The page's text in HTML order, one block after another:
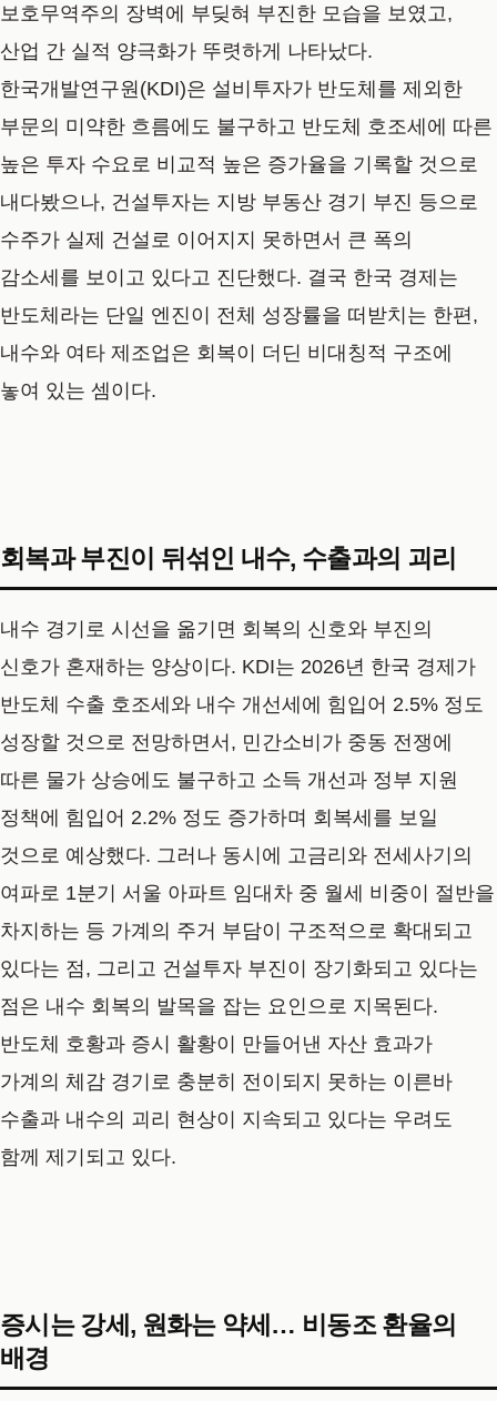
보호무역주의 장벽에 부딪혀 부진한 모습을 보였고,
산업 간 실적 양극화가 뚜렷하게 나타났다.
한국개발연구원(KDI)은 설비투자가 반도체를 제외한
부문의 미약한 흐름에도 불구하고 반도체 호조세에 따른
높은 투자 수요로 비교적 높은 증가율을 기록할 것으로
내다봤으나, 건설투자는 지방 부동산 경기 부진 등으로
수주가 실제 건설로 이어지지 못하면서 큰 폭의
감소세를 보이고 있다고 진단했다. 결국 한국 경제는
반도체라는 단일 엔진이 전체 성장률을 떠받치는 한편,
내수와 여타 제조업은 회복이 더딘 비대칭적 구조에
놓여 있는 셈이다.
회복과 부진이 뒤섞인 내수, 수출과의 괴리
내수 경기로 시선을 옮기면 회복의 신호와 부진의
신호가 혼재하는 양상이다. KDI는 2026년 한국 경제가
반도체 수출 호조세와 내수 개선세에 힘입어 2.5% 정도
성장할 것으로 전망하면서, 민간소비가 중동 전쟁에
따른 물가 상승에도 불구하고 소득 개선과 정부 지원
정책에 힘입어 2.2% 정도 증가하며 회복세를 보일
것으로 예상했다. 그러나 동시에 고금리와 전세사기의
여파로 1분기 서울 아파트 임대차 중 월세 비중이 절반을
차지하는 등 가계의 주거 부담이 구조적으로 확대되고
있다는 점, 그리고 건설투자 부진이 장기화되고 있다는
점은 내수 회복의 발목을 잡는 요인으로 지목된다.
반도체 호황과 증시 활황이 만들어낸 자산 효과가
가계의 체감 경기로 충분히 전이되지 못하는 이른바
수출과 내수의 괴리 현상이 지속되고 있다는 우려도
함께 제기되고 있다.
증시는 강세, 원화는 약세… 비동조 환율의
배경